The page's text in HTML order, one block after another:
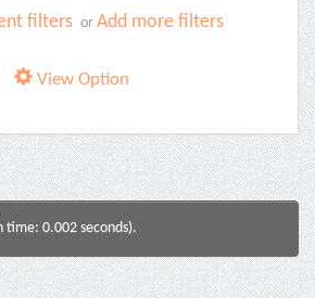
filters or Add more filters
View Option
time: 0.002 seconds).